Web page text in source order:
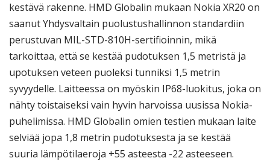
kestävä rakenne. HMD Globalin mukaan Nokia XR20 on
saanut Yhdysvaltain puolustushallinnon standardiin
perustuvan MIL-STD-810H-sertifioinnin, mikä
tarkoittaa, että se kestää pudotuksen 1,5 metristä ja
upotuksen veteen puoleksi tunniksi 1,5 metrin
syvyydelle. Laitteessa on myöskin IP68-luokitus, joka on
nähty toistaiseksi vain hyvin harvoissa uusissa Nokia-
puhelimissa. HMD Globalin omien testien mukaan laite
selviää jopa 1,8 metrin pudotuksesta ja se kestää
suuria lämpötilaeroja +55 asteesta -22 asteeseen.